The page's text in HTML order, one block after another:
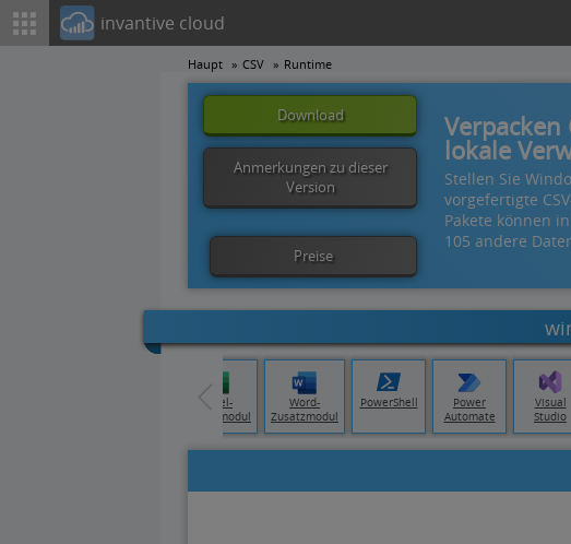
invantive cloud
Haupt CSV Runtime
Download
Anmerkungen zu dieser
Version
Preise
Verpacken
lokale
Stellen Sie
vorgefertigte
Pakete können
105 andere
Excel-
Zusatzmodul
Word-
Zusatzmodul
PowerShell
Power
Automate
Visual
Studio